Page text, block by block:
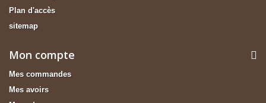
Plan d'accès
sitemap
Mon compte
Mes commandes
Mes avoirs